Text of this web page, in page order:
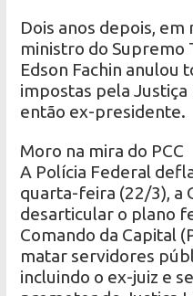
Dois anos depois, em
ministro do Supremo
Edson Fachin anulou
impostas pela Justiça
então ex-presidente.
Moro na mira do PCC
A Polícia Federal
quarta-feira (22/3), a
desarticular o plano
Comando da Capital
matar servidores
incluindo o ex-juiz e